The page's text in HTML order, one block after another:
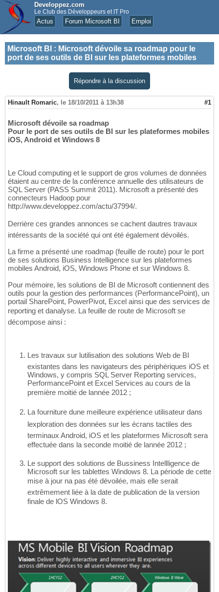
Developpez.com
Le Club des Développeurs et IT Pro
Actus Forum Microsoft BI Emploi
Microsoft BI : Microsoft dévoile sa roadmap pour le
port de ses outils de BI sur les plateformes mobiles
Répondre à la discussion
Hinault Romaric, le 18/10/2011 à 13h38 #1
Microsoft dévoile sa roadmap
Pour le port de ses outils de BI sur les plateformes mobiles
iOS, Android et Windows 8
Le Cloud computing et le support de gros volumes de données
étaient au centre de la conférence annuelle des utilisateurs de
SQL Server (PASS Summit 2011). Microsoft a présenté des
connecteurs Hadoop pour
http://www.developpez.com/actu/37994/.
Derrière ces grandes annonces se cachent dautres travaux
intéressants de la société qui ont été également dévoilés.
La firme a présenté une roadmap (feuille de route) pour le port
de ses solutions Business Intelligence sur les plateformes
mobiles Android, iOS, Windows Phone et sur Windows 8.
Pour mémoire, les solutions de BI de Microsoft contiennent des
outils pour la gestion des performances (PerformancePoint), un
portail SharePoint, PowerPivot, Excel ainsi que des services de
reporting et danalyse. La feuille de route de Microsoft se
décompose ainsi :
Les travaux sur lutilisation des solutions Web de BI
existantes dans les navigateurs des périphériques iOS et
Windows, y compris SQL Server Reporting services,
PerformancePoint et Excel Services au cours de la
première moitié de lannée 2012 ;
La fourniture dune meilleure expérience utilisateur dans
lexploration des données sur les écrans tactiles des
terminaux Android, iOS et les plateformes Microsoft sera
effectuée dans la seconde moitié de lannée 2012 ;
Le support des solutions de Bussiness Intellligence de
Microsoft sur les tablettes Windows 8. La période de cette
mise à jour na pas été dévoilée, mais elle serait
extrêmement liée à la date de publication de la version
finale de lOS Windows 8.